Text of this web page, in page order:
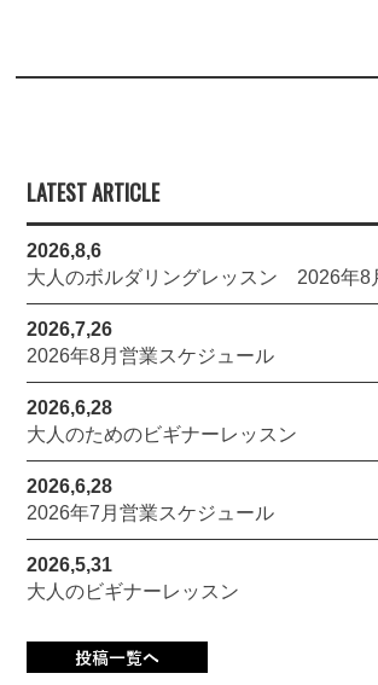
LATEST ARTICLE
2026,8,6
大人のボルダリングレッスン 2026年8
2026,7,26
2026年8月営業スケジュール
2026,6,28
大人のためのビギナーレッスン
2026,6,28
2026年7月営業スケジュール
2026,5,31
大人のビギナーレッスン